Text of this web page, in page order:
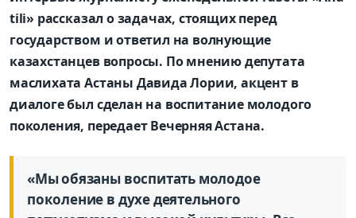
tili» рассказал о задачах, стоящихперед
государством и ответил на волнующие
казахстанцев вопросы. По мнению депутата
маслихата Астаны Давида Лории, акцент в
диалоге был сделан на воспитание молодого
поколения, передает Вечерняя Астана.
«Мы обязаны воспитать молодое
поколение в духе деятельного